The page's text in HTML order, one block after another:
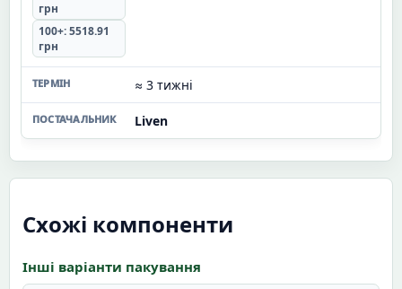
грн
100+: 5518.91
грн
≈ 3 тижні
Liven
Схожі компоненти
Інші варіанти пакування